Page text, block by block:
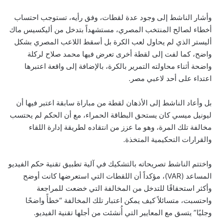
وأشار الناشط إلى وجود عدة لقطات، وفق رأيه، تستوجب احتساب
أخطاء لصالح المنتخب المصري، مستشهداً بتدخل من أليكسيس ماك
أليستر الذي لم يحاول لعب الكرة بل أسقط اللاعب المصري بشكل
واضح، كما لفت إلى لقطة أخرى تعرض فيها محمد صلاح لركلة
واضحة أثناء محاولته التمرير بالكرة، بالإضافة إلى واقعة اعتبرها
اعتداء على أحد لاعبي مصر.
بل وأعاد الناشط إلى الأذهان لقطة من مباراة سابقة اعتبر فيها أن
ليونيل ميسي كان يستحق البطاقة الحمراء، مع أن الحكم لم يحتسب
مخالفة تلك المرة، وهو ما عزز من انتقاده لطريقة إدارة اللقاء
والقرارات التحكيمية المتخذة.
واختتم الناشط تصريحاته بالتشكيك في آلية تطبيق تقنية حكم الفيديو
المساعد (VAR)، مؤكداً أن اللقطات التي استعرضها كانت أوضح
وأكثر استحقاقًا للتدخل من المخالفة التي خضعت للمراجعة
واحتسبت، متسائلاً كيف يمكن اعتبار تلك المخالفة “خطأً واضحًا
وجليًا” يتسق مع المعايير التي أُنشئت من أجلها تقنية الفيديو.